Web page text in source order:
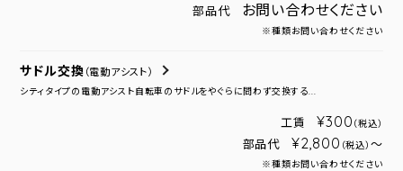
部品代 お問い合わせください
※種類お問い合わせください
サドル交換 （電動アシスト）
シティタイプの電動アシスト自転車のサドルをやぐらに問わず交換する...
工賃 ¥300 （税込）
部品代 ¥2,800 （税込） ～
※種類お問い合わせください